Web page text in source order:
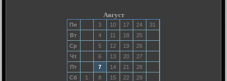
Август
Пн 3 10 17 24
31
Вт
4 11 18
25
Ср
5 12 19
26
Чт
6 13 20
27
Пт
7 14 21
28
Сб
1 8 15 22
29